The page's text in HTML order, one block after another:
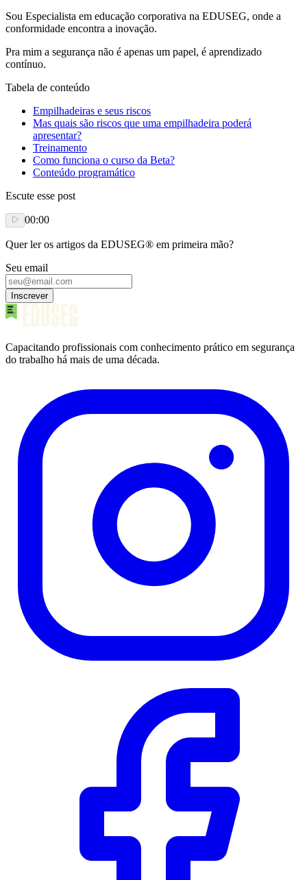
Sou Especialista em educação corporativa na EDUSEG, onde a
conformidade encontra a inovação.
Pra mim a segurança não é apenas um papel, é aprendizado
contínuo.
Tabela de conteúdo
Empilhadeiras e seus riscos
Mas quais são riscos que uma empilhadeira poderá
apresentar?
Treinamento
Como funciona o curso da Beta?
Conteúdo programático
Escute esse post
00:00
Quer ler os artigos da EDUSEG® em primeira mão?
Seu email
Inscrever
Capacitando profissionais com conhecimento prático em segurança
do trabalho há mais de uma década.